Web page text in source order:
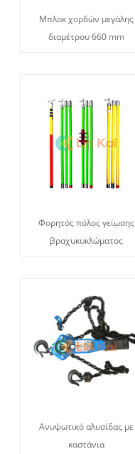
Μπλοκ χορδών μεγάλης
διαμέτρου 660 mm
Φορητός πόλος γείωσης
βραχυκυκλώματος
Ανυψωτικό αλυσίδας με
καστάνια